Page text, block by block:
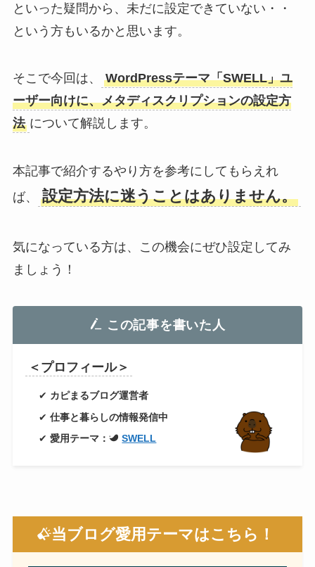
といった疑問から、未だに設定できていない・・
という方もいるかと思います。
そこで今回は、
WordPressテーマ「SWELL」ユ
ーザー向けに、メタディスクリプションの設定方
法 について解説します。
本記事で紹介するやり方を参考にしてもらえれ
ば、
設定方法に迷うことはありません。
気になっている方は、この機会にぜひ設定してみ
ましょう！
この記事を書いた人
＜プロフィール＞
✔ カピまるブログ運営者
✔仕事と暮らしの情報発信中
✔愛用テーマ： SWELL
当ブログ愛用テーマはこちら！